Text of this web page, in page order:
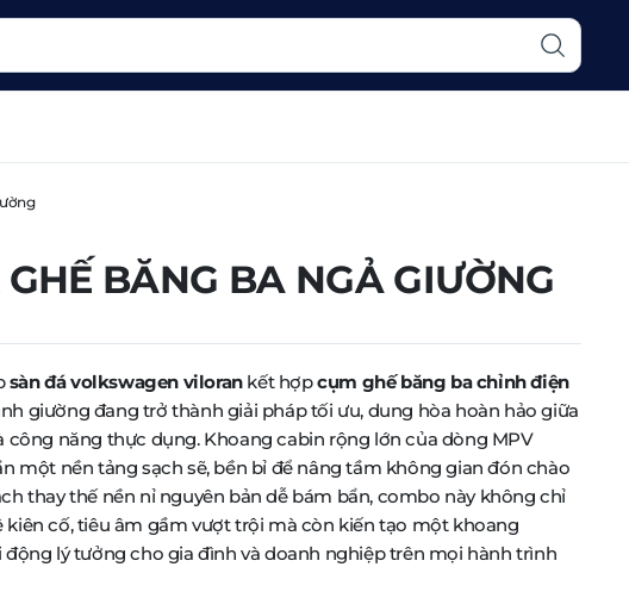
BĂNG BA NGẢ GIƯỜNG
sàn đá volkswagen vilorankết hợpcụm ghế băng ba chỉnh điện
giường đang trở thành giải pháp tối ưu, dung hòa hoàn hảo giữa
công năng thực dụng. Khoang cabin rộng lớn của dòng MPV
một nền tảng sạch sẽ, bền bỉ để nâng tầm không gian đón chào
thay thế nền nỉ nguyên bản dễ bám bẩn, combo này không chỉ
kiên cố, tiêu âm gầm vượt trội mà còn kiến tạo một khoang
động lý tưởng cho gia đình và doanh nghiệp trên mọi hành trình